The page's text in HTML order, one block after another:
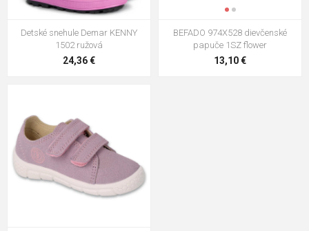
Detské snehule Demar KENNY
1502 ružová
24,36 €
BEFADO 974X528 dievčenské
papuče 1SZ flower
13,10 €